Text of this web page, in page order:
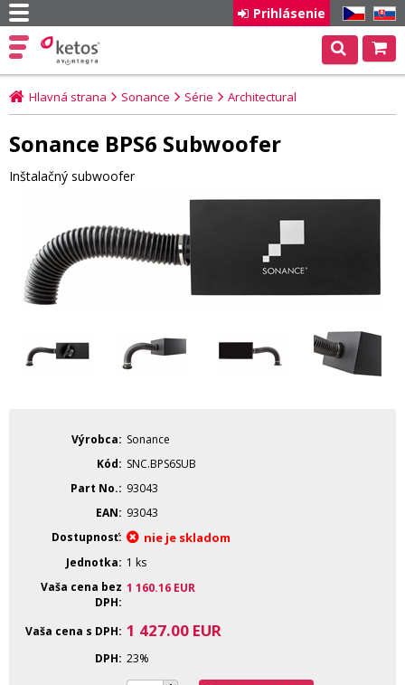
CZ SK
Prihlásenie
Hlavná strana Sonance Série Architectural
Sonance BPS6 Subwoofer
Inštalačný subwoofer
Výrobca
Sonance
Kód
SNC.BPS6SUB
Part No.
93043
EAN
93043
Dostupnosť
nie je skladom
Jednotka
1 ks
Vaša cena bez
DPH
1 160.16 EUR
Vaša cena s DPH 1 427.00 EUR
DPH 23%